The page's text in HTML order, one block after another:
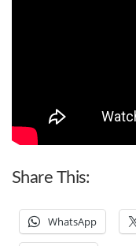
Share This:
WhatsApp